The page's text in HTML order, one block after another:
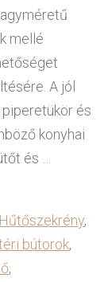
mellé
A jól
és
konyhai
és …
Hűtőszekrény,
bútorok,
,